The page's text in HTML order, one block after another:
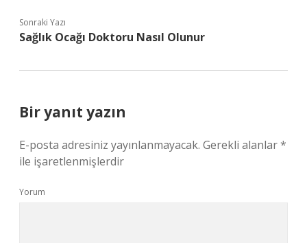
Sonraki Yazı
Sağlık Ocağı Doktoru Nasıl Olunur
Bir yanıt yazın
E-posta adresiniz yayınlanmayacak. Gerekli alanlar*
ile işaretlenmişlerdir
Yorum